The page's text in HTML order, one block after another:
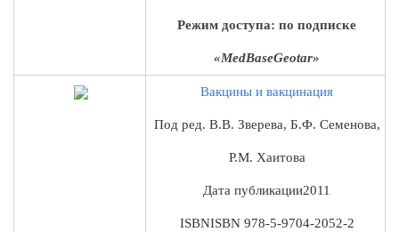
Режим доступа: по подписке
«MedBaseGeotar»
Вакцины и вакцинация
Под ред. В.В. Зверева, Б.Ф. Семенова,
Р.М. Хаитова
Дата публикации2011
ISBNISBN 978-5-9704-2052-2